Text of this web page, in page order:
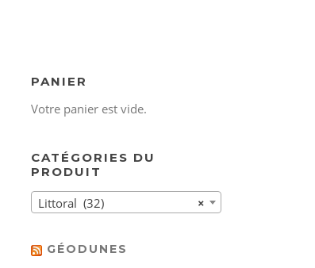
PANIER
Votre panier est vide.
CATÉGORIES DU
PRODUIT
×
Littoral (32)
GÉODUNES